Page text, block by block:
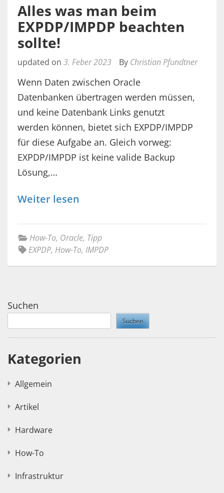
Alles was man beim
EXPDP/IMPDP beachten
sollte!
updated on 3. Feber 2023 By Christian Pfundtner
Wenn Daten zwischen Oracle
Datenbanken übertragen werden müssen,
und keine Datenbank Links genutzt
werden können, bietet sich EXPDP/IMPDP
für diese Aufgabe an. Gleich vorweg:
EXPDP/IMPDP ist keine valide Backup
Lösung,…
Weiter lesen
How-To, Oracle, Tipp
EXPDP, How-To, IMPDP
Suchen
Suchen
Kategorien
Allgemein
Artikel
Hardware
How-To
Infrastruktur